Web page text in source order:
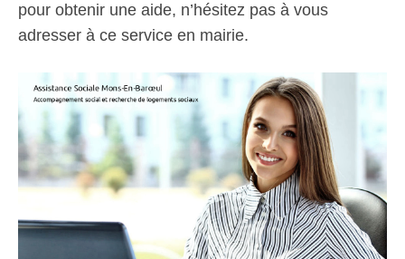
pour obtenir une aide, n’hésitez pas à vous
adresser à ce service en mairie.